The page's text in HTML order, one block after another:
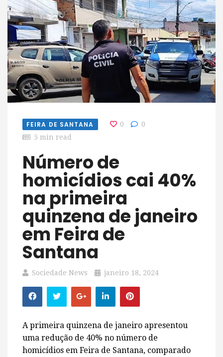
FEIRA DE SANTANA 0
0
5 min read
Número de
homicídios cai 40%
na primeira
quinzena de janeiro
em Feira de
Santana
Sociedade News janeiro 18, 2024
A primeira quinzena de janeiro apresentou
uma redução de 40% no número de
homicídios em Feira de Santana, comparado